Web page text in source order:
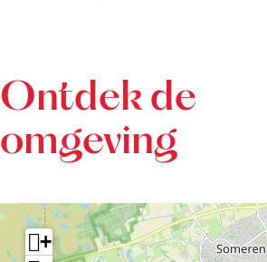
Ontdek de
omgeving
+